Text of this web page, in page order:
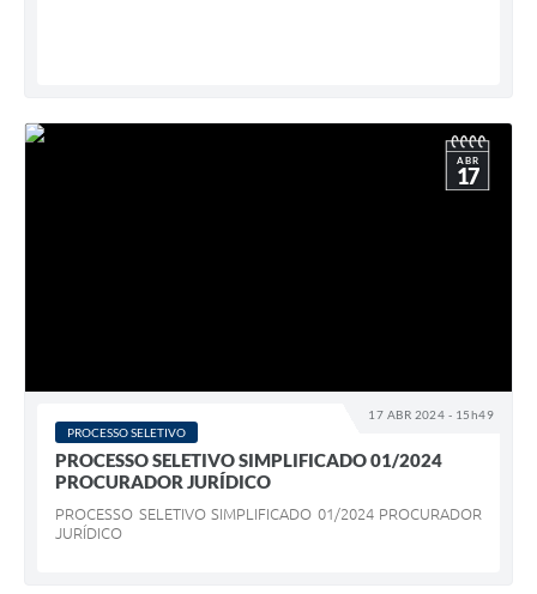
17 ABR 2024 - 15h49
ABR
17
PROCESSO SELETIVO
PROCESSO SELETIVO SIMPLIFICADO 01/2024
PROCURADOR JURÍDICO
PROCESSO SELETIVO SIMPLIFICADO 01/2024 PROCURADOR
JURÍDICO